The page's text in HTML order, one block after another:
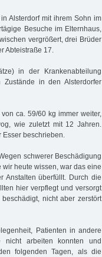
Alsterdorf mit ihrem Sohn im
Besuche im Elternhaus,
vergrößert, drei Brüder
Abteistraße 17.
in der Krankenabteilung
in den Alsterdorfer
ca. 59/60 kg immer weiter,
wie zuletzt mit 12 Jahren.
Esser beschrieben.
schwerer Beschädigung
heute wissen, war das eine
Anstalten überfüllt. Durch die
hier verpflegt und versorgt
nicht aber zerstört
Patienten in andere
nicht arbeiten konnten und
folgenden Tagen, als die